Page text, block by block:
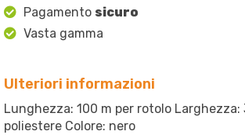
Pagamento sicuro
Vasta gamma
Ulteriori informazioni
Lunghezza: 100 m per rotolo Larghezza:
poliestere Colore: nero